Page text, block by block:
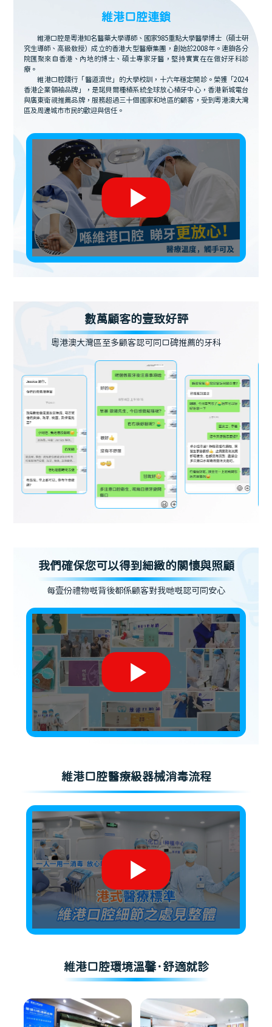
維港口腔連鎖
維港口腔是粵港知名醫藥大學導師、國家985重點大學醫學博士（碩士研
究生導師、高級教授）成立的香港大型醫療集團，創始於2008年。連鎖各分
院匯聚來自香港、內地的博士、碩士專家牙醫，堅持實實在在做好牙科診
療。
維港口腔踐行「醫道濟世」的大學校訓，十六年穩定開診。榮獲「2024
香港企業領袖品牌」，是諾貝爾種植系統全球放心植牙中心，香港新城電台
與廣東衛視推薦品牌，服務超過三十個國家和地區的顧客，受到粵港澳大灣
區及周邊城市市民的歡迎與信任。
數萬顧客的壹致好評
粵港澳大灣區至多顧客認可同口碑推薦的牙科
我們確保您可以得到細緻的關懷與照顧
每壹份禮物嘅背後都係顧客對我哋嘅認可同安心
維港口腔醫療級器械消毒流程
維港口腔環境溫馨·舒適就診